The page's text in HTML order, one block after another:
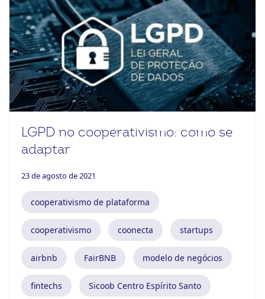
LGPD no cooperativismo: como se
adaptar
23 de agosto de 2021
cooperativismo de plataforma
cooperativismo coonecta startups
airbnb FairBNB modelo de negócios
fintechs Sicoob Centro Espírito Santo